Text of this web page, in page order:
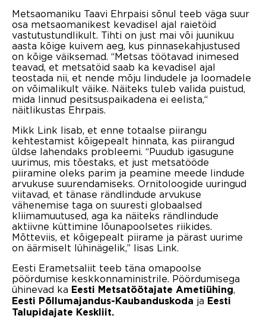
Metsaomaniku Taavi Ehrpaisi sõnul teeb väga suur
osa metsaomanikest kevadisel ajal raietöid
vastutustundlikult. Tihti on just mai või juunikuu
aasta kõige kuivem aeg, kus pinnasekahjustused
on kõige väiksemad. “Metsas töötavad inimesed
teavad, et metsatöid saab ka kevadisel ajal
teostada nii, et nende mõju lindudele ja loomadele
on võimalikult väike. Näiteks tuleb valida puistud,
mida linnud pesitsuspaikadena ei eelista,“
näitlikustas Ehrpais.
Mikk Link lisab, et enne totaalse piirangu
kehtestamist kõigepealt hinnata, kas piirangud
üldse lahendaks probleemi. “Puudub igasugune
uurimus, mis tõestaks, et just metsatööde
piiramine oleks parim ja peamine meede lindude
arvukuse suurendamiseks. Ornitoloogide uuringud
viitavad, et tänase rändlindude arvukuse
vähenemise taga on suuresti globaalsed
kliimamuutused, aga ka näiteks rändlindude
aktiivne küttimine lõunapoolsetes riikides.
Mõtteviis, et kõigepealt piirame ja pärast uurime
on äärmiselt lühinägelik,” lisas Link.
Eesti Erametsaliit teeb täna omapoolse
pöördumise keskkonnaministrile. Pöördumisega
ühinevad ka Eesti Metsatöötajate Ametiühing,
Eesti Põllumajandus-Kaubanduskoda ja Eesti
Talupidajate Keskliit.